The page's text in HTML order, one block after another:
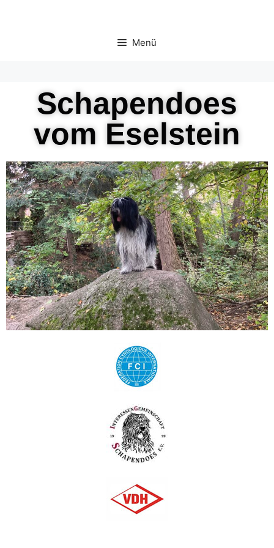
Menü
Schapendoes
vom Eselstein